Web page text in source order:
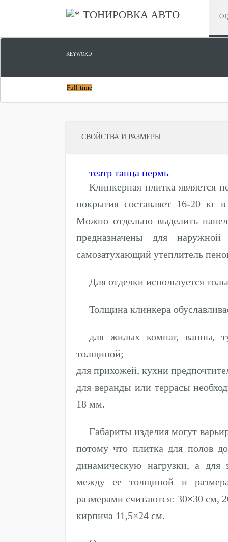
ТОНИРОВКА АВТО
KEYWORD
Full-time
СВОЙСТВА И РАЗМЕРЫ
театр танца пермь
Клинкерная плитка является
покрытия составляет 16-20 кг
Можно отдельно выделить
предназначены для
самозатухающий утеплитель
Для отделки используется
Толщина клинкера
для жилых комнат, ванны,
толщиной;
для прихожей, кухни
для веранды или террасы
18 мм.
Габариты изделия могут
потому что плитка для полов
динамическую нагрузки, а для
между ее толщиной и
размерами считаются: 30×30 см,
кирпича 11,5×24 см.